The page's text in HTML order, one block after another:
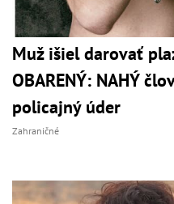
Muž išiel darovať
OBARENÝ: NAHÝ
policajný úder
Zahraničné